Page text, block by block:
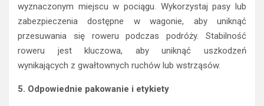
wyznaczonym miejscu w pociągu. Wykorzystaj pasy lub
zabezpieczenia dostępne w wagonie, aby uniknąć
przesuwania się roweru podczas podróży. Stabilność
roweru jest kluczowa, aby uniknąć uszkodzeń
wynikających z gwałtownych ruchów lub wstrząsów.
5. Odpowiednie pakowanie i etykiety